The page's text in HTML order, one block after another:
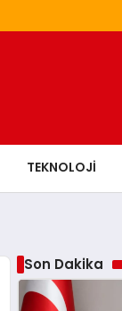
TEKNOLOJI
Son Dakika